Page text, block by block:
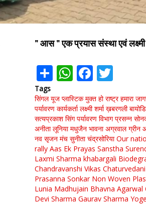
" आस " एक प्रयास संस्था एवं
ShareWhatsApp
Tags
सिंगल यूज प्लास्टिक मुक्त हो राष्ट्र हमारा
पर्यावरण कार्यकर्ता लक्ष्मी शर्मा ख़बरगली
सत्यप्रकाश सिंग पर्यावरण विभाग प्रसन्न
अनीता लूनिया मधुजैन भावना अग्रवाल ग्रीन
नव सृजन मंच सुनीता चंद्रसोरिया Our
rally Aas Ek Prayas Sanstha
Laxmi Sharma khabargali
Chandravanshi Vikas Chaturvedani
Prasanna Sonkar Non Woven
Lunia Madhujain Bhavna Agarwal
Devi Sharma Gaurav Sharma